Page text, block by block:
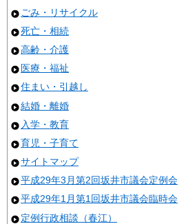
ごみ・リサイクル
死亡・相続
高齢・介護
医療・福祉
住まい・引越し
結婚・離婚
入学・教育
育児・子育て
サイトマップ
平成29年3月第2回坂井市議会定例会
平成29年1月第1回坂井市議会臨時会
定例行政相談（春江）